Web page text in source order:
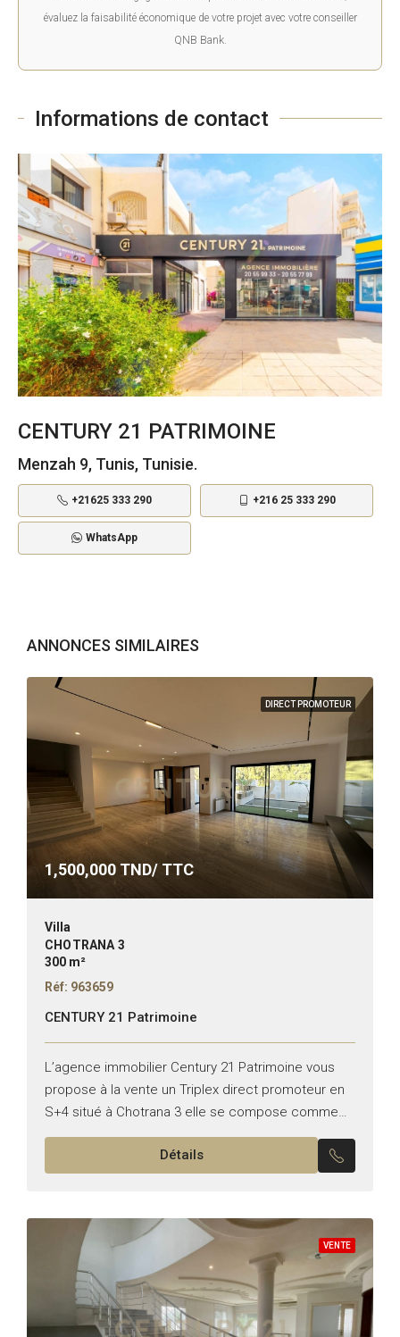
évaluez la faisabilité économique de votre projet avec votre conseiller
QNB Bank.
Informations de contact
CENTURY 21 PATRIMOINE
Menzah 9, Tunis, Tunisie.
+21625 333 290 +216 25 333 290
WhatsApp
ANNONCES SIMILAIRES
DIRECT PROMOTEUR
1,500,000 TND/ TTC
Villa
CHOTRANA 3
300 m²
Réf: 963659
CENTURY 21 Patrimoine
L’agence immobilier Century 21 Patrimoine vous
propose à la vente un Triplex direct promoteur en
S+4 situé à Chotrana 3 elle se compose comme
suit; *RDC : -Un salon -Une salle à...
Détails
VENTE